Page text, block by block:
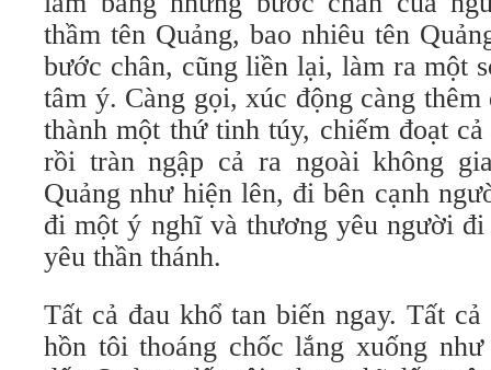
thầm tên Quảng, bao nhiêu tên
bước chân, cũng liền lại, làm ra một
tâm ý. Càng gọi, xúc động càng
thành một thứ tinh túy, chiếm đoạt
rồi tràn ngập cả ra ngoài không
Quảng như hiện lên, đi bên cạnh
đi một ý nghĩ và thương yêu người
yêu thần thánh.
Tất cả đau khổ tan biến ngay. Tất
hồn tôi thoáng chốc lắng xuống